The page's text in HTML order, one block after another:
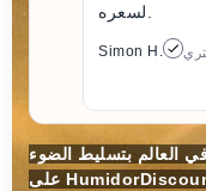
لسعره.
Simon H.
العالم بتسليط الضوء